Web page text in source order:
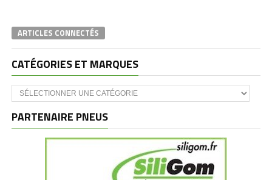
ARTICLES CONNECTÉS
CATÉGORIES ET MARQUES
Catégories
et
PARTENAIRE PNEUS